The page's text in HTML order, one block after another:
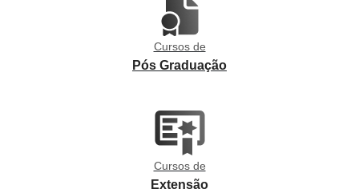
Cursos de
Pós Graduação
Cursos de
Extensão